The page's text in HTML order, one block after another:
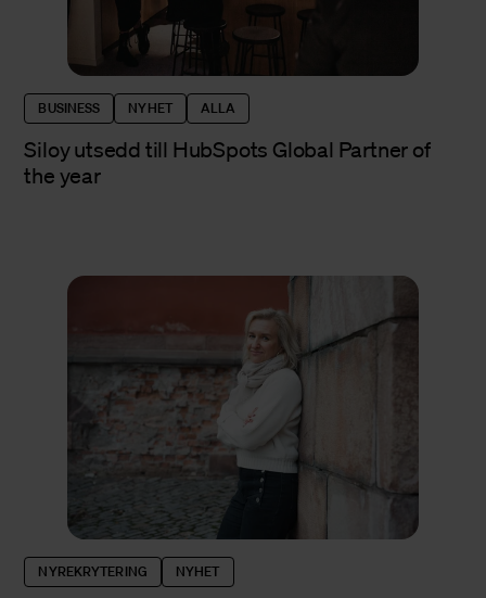
BUSINESS NYHET ALLA
Siloy utsedd till HubSpots Global Partner of
the year
NYREKRYTERING NYHET